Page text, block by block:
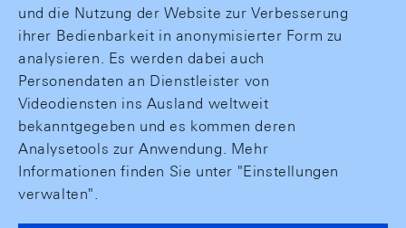
und die Nutzung der Website zur Verbesserung
ihrer Bedienbarkeit in anonymisierter Form zu
analysieren. Es werden dabei auch
Personendaten an Dienstleister von
Videodiensten ins Ausland weltweit
bekanntgegeben und es kommen deren
Analysetools zur Anwendung. Mehr
Informationen finden Sie unter "Einstellungen
verwalten".